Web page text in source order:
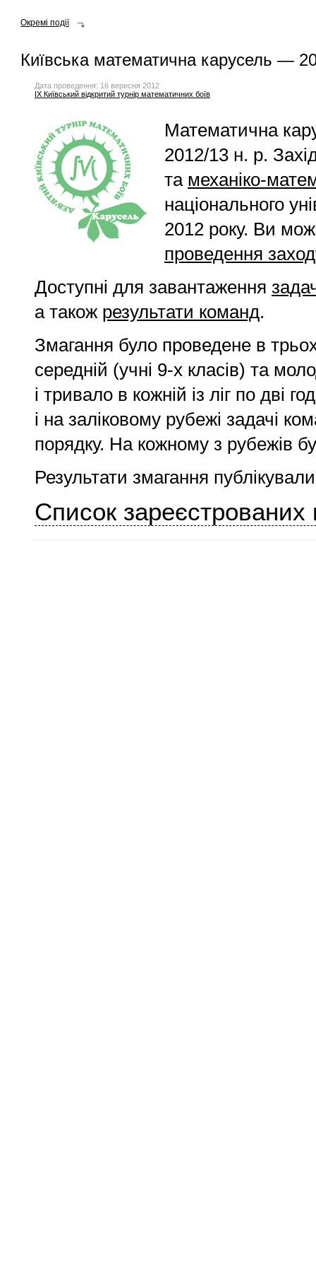
Окремі події
Київська математична карусель —
Дата проведення: 16 вересня 2012
IX Київський відкритий турнір математичних боїв
Математична
2012/13 н. р.
та механіко-
національного
2012 року. Ви
проведення
Доступні для завантаження
а також результати команд.
Змагання було проведене в
середній (учні 9-х класів) та
і тривало в кожній із ліг по дві
і на заліковому рубежі задачі
порядку. На кожному з рубежів
Результати змагання
Список зареєстрованих